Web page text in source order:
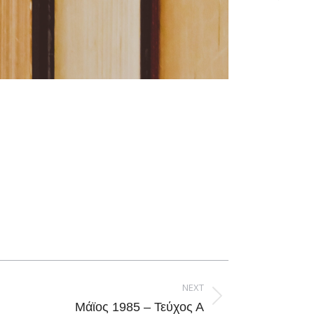
NEXT
Μάϊος 1985 – Τεύχος Α